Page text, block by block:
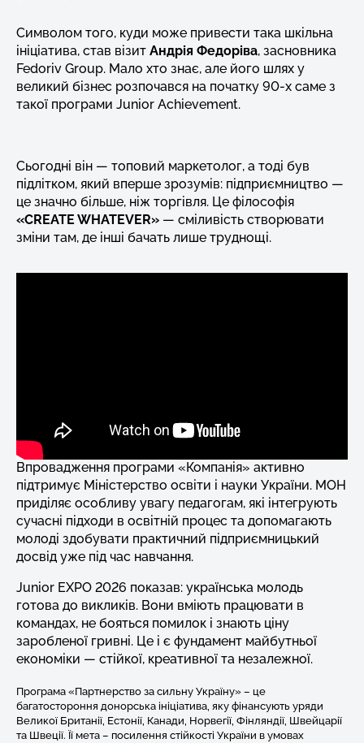
Символом того, куди може привести така шкільна
ініціатива, став візит Андрія Федоріва, засновника
Fedoriv Group. Мало хто знає, але його шлях у
великий бізнес розпочався на початку 90-х саме з
такої програми Junior Achievement.
Сьогодні він — топовий маркетолог, а тоді був
підлітком, який вперше зрозумів: підприємництво —
це значно більше, ніж торгівля. Це філософія
«CREATE WHATEVER» — сміливість створювати
зміни там, де інші бачать лише труднощі.
Впровадження програми «Компанія» активно
підтримує Міністерство освіти і науки України. МОН
приділяє особливу увагу педагогам, які інтегрують
сучасні підходи в освітній процес та допомагають
молоді здобувати практичний підприємницький
досвід уже під час навчання.
Junior EXPO 2026 показав: українська молодь
готова до викликів. Вони вміють працювати в
командах, не бояться помилок і знають ціну
заробленої гривні. Це і є фундамент майбутньої
економіки — стійкої, креативної та незалежної.
Програма «Партнерство за сильну Україну» – це
багатостороння донорська ініціатива, яку фінансують уряди
Великої Британії, Естонії, Канади, Норвегії, Фінляндії, Швейцарії
та Швеції. Її мета – посилення стійкості України в умовах